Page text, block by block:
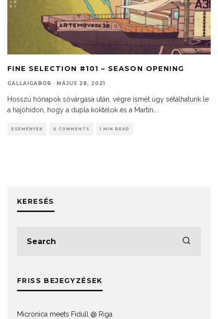
FINE SELECTION #101 – SEASON OPENING
GALLAIGABOR · MÁJUS 28, 2021
Hosszú hónapok sóvárgása után, végre ismét úgy sétálhatunk le
a hajóhídon, hogy a dupla koktélok és a Martin
ESEMÉNYEK 0 COMMENTS 1 MIN READ
KERESÉS
FRISS BEJEGYZÉSEK
Micronica meets Fidull @ Riga